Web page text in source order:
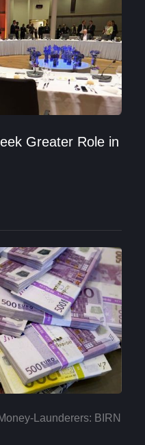
Greater Role in
Launderers: BIRN